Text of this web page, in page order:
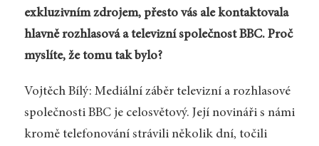
exkluzivním zdrojem, přesto vás ale kontaktovala
hlavně rozhlasová a televizní společnost BBC. Proč
myslíte, že tomu tak bylo?
Vojtěch Bílý: Mediální záběr televizní a rozhlasové
společnosti BBC je celosvětový. Její novináři s námi
kromě telefonování strávili několik dní, točili